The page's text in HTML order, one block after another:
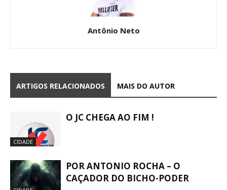
Antônio Neto
ARTIGOS RELACIONADOS MAIS DO AUTOR
CIDADE
O JC CHEGA AO FIM !
POR ANTONIO ROCHA – O
CAÇADOR DO BICHO-PODER